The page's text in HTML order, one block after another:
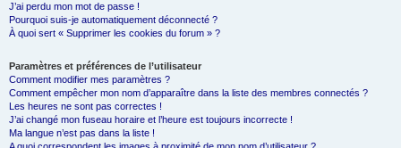
J’ai perdu mon mot de passe !
Pourquoi suis-je automatiquement déconnecté ?
À quoi sert « Supprimer les cookies du forum » ?
Paramètres et préférences de l’utilisateur
Comment modifier mes paramètres ?
Comment empêcher mon nom d’apparaître dans la liste des membres connectés ?
Les heures ne sont pas correctes !
J’ai changé mon fuseau horaire et l’heure est toujours incorrecte !
Ma langue n’est pas dans la liste !